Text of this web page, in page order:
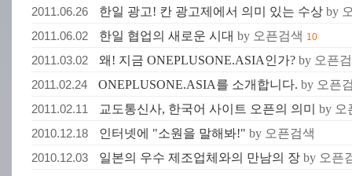
2011.06.26
한일 광고! 칸 광고제에서 의미 있는 수상 by
2011.06.02
한일 협업의 새로운 시대 by 오픈검색 10
2011.03.02 왜! 지금 ONEPLUSONE.ASIA인가? by 오픈
2011.02.24
ONEPLUSONE.ASIA를 소개합니다. by 오픈
2011.02.11
교도통신사, 한국어 사이트 오픈의 의미
by 오
2010.12.18
인터넷에 "소원을 말해봐!" by 오픈검색
2010.12.03
일본의 우수 제조업체와의 만남의 장 by 오픈